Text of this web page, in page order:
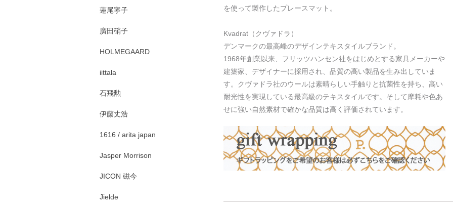
を使って製作したプレースマット。
Kvadrat（クヴァドラ）
デンマークの最高峰のデザインテキスタイルブランド。
1968年創業以来、フリッツハンセン社をはじめとする家具メーカーや
建築家、デザイナーに採用され、品質の高い製品を生み出していま
す。クヴァドラ社のウールは素晴らしい手触りと抗菌性を持ち、高い
耐光性を実現している最高級のテキスタイルです。そして摩耗や色あ
せに強い自然素材で確かな品質は高く評価されています。
蓮尾寧子
廣田硝子
HOLMEGAARD
iittala
石飛勲
伊藤丈浩
1616 / arita japan
Jasper Morrison
JICON 磁今
Jielde